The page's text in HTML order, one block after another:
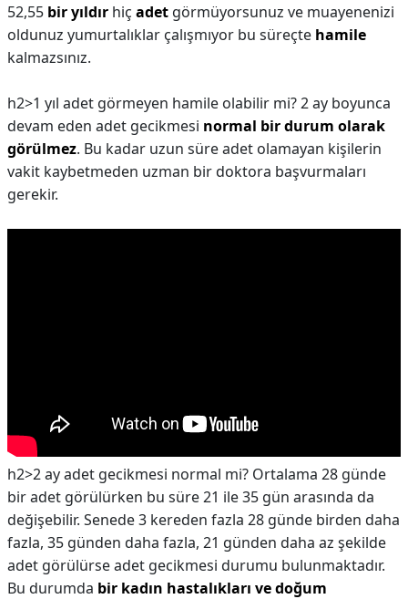
52,55 bir yıldır hiç adet görmüyorsunuz ve muayenenizi
oldunuz yumurtalıklar çalışmıyor bu süreçte hamile
kalmazsınız.
h2>1 yıl adet görmeyen hamile olabilir mi?2 ay boyunca
devam eden adet gecikmesi normal bir durum olarak
görülmez. Bu kadar uzun süre adet olamayan kişilerin
vakit kaybetmeden uzman bir doktora başvurmaları
gerekir.
h2>2 ay adet gecikmesi normal mi? Ortalama 28 günde
bir adet görülürken bu süre 21 ile 35 gün arasında da
değişebilir. Senede 3 kereden fazla 28 günde birden daha
fazla, 35 günden daha fazla, 21 günden daha az şekilde
adet görülürse adet gecikmesi durumu bulunmaktadır.
Bu durumda bir kadın hastalıkları ve doğum